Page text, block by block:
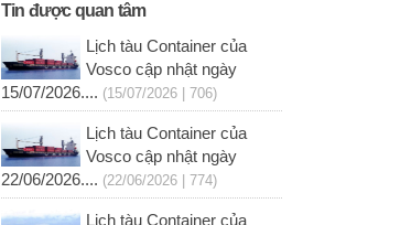
Tin được quan tâm
Lịch tàu Container của
Vosco cập nhật ngày
15/07/2026.... (15/07/2026 | 706)
Lịch tàu Container của
Vosco cập nhật ngày
22/06/2026.... (22/06/2026 | 774)
Lịch tàu Container của